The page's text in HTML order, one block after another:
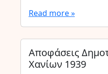
Read more »
Αποφάσεις
Χανίων 1939